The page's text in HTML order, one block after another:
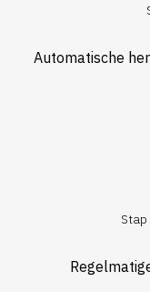
Automatische